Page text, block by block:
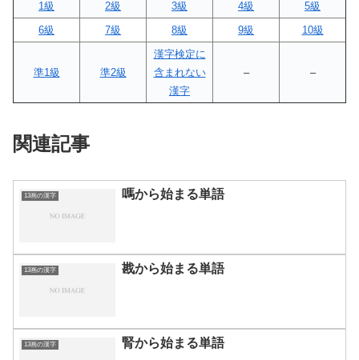
1級 2級 3級 4級
5級
6級
7級 8級 9級 10級
準1級 準2級
漢字検定に
含まれない
漢字
– –
関連記事
13画の漢字 嗎から始まる単語
13画の漢字 戡から始まる単語
13画の漢字 腎から始まる単語